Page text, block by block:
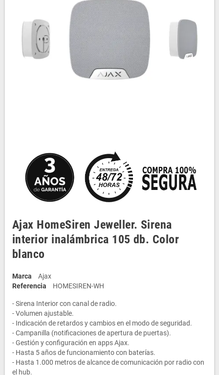
Ajax HomeSiren Jeweller. Sirena
interior inalámbrica 105 db. Color
blanco
Marca
Ajax
Referencia
HOMESIREN-WH
- Sirena Interior con canal de radio.
- Volumen ajustable.
- Indicación de retardos y cambios en el modo de seguridad.
- Campanilla (notificaciones de apertura de puertas).
- Gestión y configuración en apps Ajax.
- Hasta 5 años de funcionamiento con baterías.
- Hasta 1.000 metros de alcance de comunicación por radio con
el hub.